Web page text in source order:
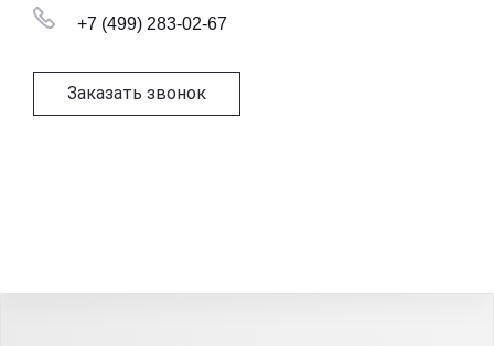
+7 (499) 283-02-67
Заказать звонок